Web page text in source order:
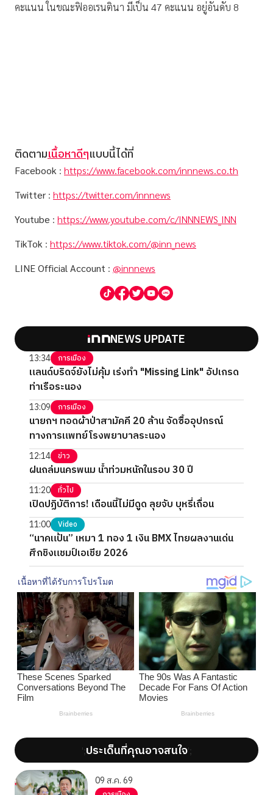
คะแนน ในขณะฟิออเรนตินา มีเป็น 47 คะแนน อยู่อันดับ 8
ติดตามเนื้อหาดีๆแบบนี้ได้ที่
Facebook : https://www.facebook.com/innnews.co.th
Twitter : https://twitter.com/innnews
Youtube : https://www.youtube.com/c/INNNEWS_INN
TikTok : https://www.tiktok.com/@inn_news
LINE Official Account : @innnews
NEWS UPDATE
13:34 การเมือง
แลนด์บริดจ์ยังไม่คุ้ม เร่งทำ "Missing Link" อัปเกรด
ท่าเรือระนอง
13:09 การเมือง
นายกฯ ทอดผ้าป่าสามัคคี 20 ล้าน จัดซื้ออุปกรณ์
ทางการแพทย์โรงพยาบาลระนอง
12:14 ข่าว
ฝนถล่มนครพนม น้ำท่วมหนักในรอบ 30 ปี
11:20 ทั่วไป
เปิดปฏิบัติการ! เดือนนี้ไม่มีดูด ลุยจับ บุหรี่เถื่อน
11:00 Video
“นาคแป้น” เหมา 1 ทอง 1 เงิน BMX ไทยผลงานเด่น
ศึกชิงแชมป์เอเชีย 2026
';ประเด็นที่คุณอาจสนใจ';
09 ส.ค. 69